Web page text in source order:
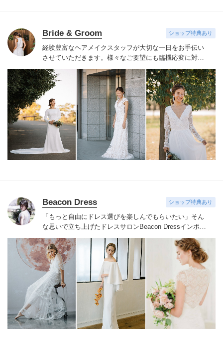
Bride & Groom ショップ特典あり
経験豊富なヘアメイクスタッフが大切な一日をお手伝い
させていただきます。様々なご要望にも臨機応変に対応
し、人生で一番輝く笑顔を創り出します。
Beacon Dress ショップ特典あり
「もっと自由にドレス選びを楽しんでもらいたい」そん
な思いで立ち上げたドレスサロンBeacon Dressインポー
トドレスならではの繊細なレースやビジューをあしらっ
たドレスを手の届く価格でご用意
NYで注目されているア
クセサリーブランドRANJANA KHAN、シューズブラン
ドbellabelle shoesなどインポートアイテムも取り扱って
おります
自由でおしゃれなウェディングを目指すすべて
の花嫁様へ
サロンでお待ちしております